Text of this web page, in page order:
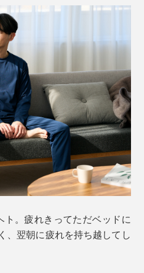
、蜂の巣のように立体的な構
表面積が大きいため、通気性
早く放湿するうえ、水分が逆
のが特徴です。
済み。
。疲れきってただベッドに
、翌朝に疲れを持ち越してし